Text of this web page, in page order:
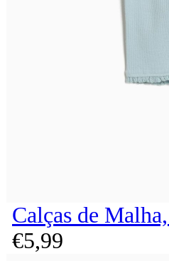
Calças de
€5,99